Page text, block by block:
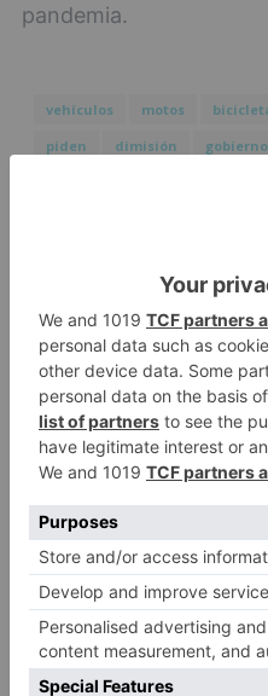
pandemia.
vehículos motos
piden
dimisión gobierno
2
3
4